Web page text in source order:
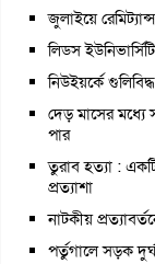
জুলাইয়ে
লিডস
নিউইয়র্কে
দেড় মাসের মধ্যে
পার
তুরাব হত্যা : একটি
প্রত্যাশা
নাটকীয়
পর্তুগালে সড়ক